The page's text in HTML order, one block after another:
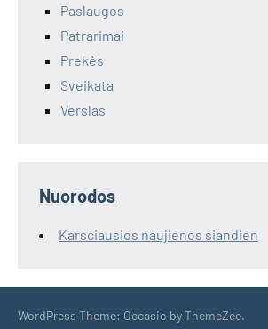
Paslaugos
Patrarimai
Prekės
Sveikata
Verslas
Nuorodos
Karsciausios naujienos siandien
WordPress Theme: Occasio by ThemeZee.